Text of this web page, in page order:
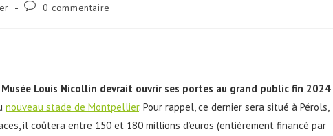
0 commentaire
Louis Nicollin devrait ouvrir ses portes au grand public fin 2024
nouveau stade de Montpellier. Pour rappel, ce dernier sera situé à Pérols,
il coûtera entre 150 et 180 millions d’euros (entièrement financé par